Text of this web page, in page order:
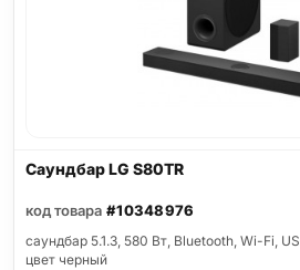
Саундбар LG S80TR
код товара #10348976
саундбар 5.1.3, 580 Вт, Bluetooth, Wi-Fi,
цвет черный